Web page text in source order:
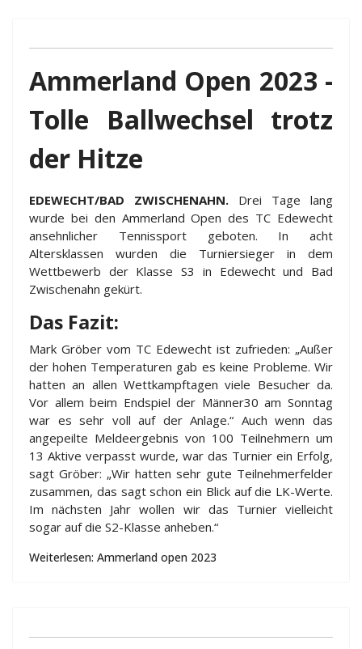
Ammerland Open 2023 -
Tolle Ballwechsel trotz
der Hitze
EDEWECHT/BAD ZWISCHENAHN. Drei Tage lang
wurde bei den Ammerland Open des TC Edewecht
ansehnlicher Tennissport geboten. In acht
Altersklassen wurden die Turniersieger in dem
Wettbewerb der Klasse S3 in Edewecht und Bad
Zwischenahn gekürt.
Das Fazit:
Mark Gröber vom TC Edewecht ist zufrieden: „Außer
der hohen Temperaturen gab es keine Probleme. Wir
hatten an allen Wettkampftagen viele Besucher da.
Vor allem beim Endspiel der Männer30 am Sonntag
war es sehr voll auf der Anlage.“ Auch wenn das
angepeilte Meldeergebnis von 100 Teilnehmern um
13 Aktive verpasst wurde, war das Turnier ein Erfolg,
sagt Gröber: „Wir hatten sehr gute Teilnehmerfelder
zusammen, das sagt schon ein Blick auf die LK-Werte.
Im nächsten Jahr wollen wir das Turnier vielleicht
sogar auf die S2-Klasse anheben.“
Weiterlesen: Ammerland open 2023